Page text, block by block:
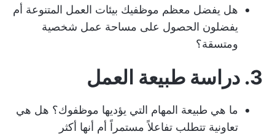
هل يفضل معظم موظفيك بيئات العمل المتنوعة أم
يفضلون الحصول على مساحة عمل شخصية
ومتسقة؟
3. دراسة طبيعة العمل
ما هي طبيعة المهام التي يؤديها موظفوك؟ هل هي
تعاونية تتطلب تفاعلاً مستمراً أم أنها أكثر